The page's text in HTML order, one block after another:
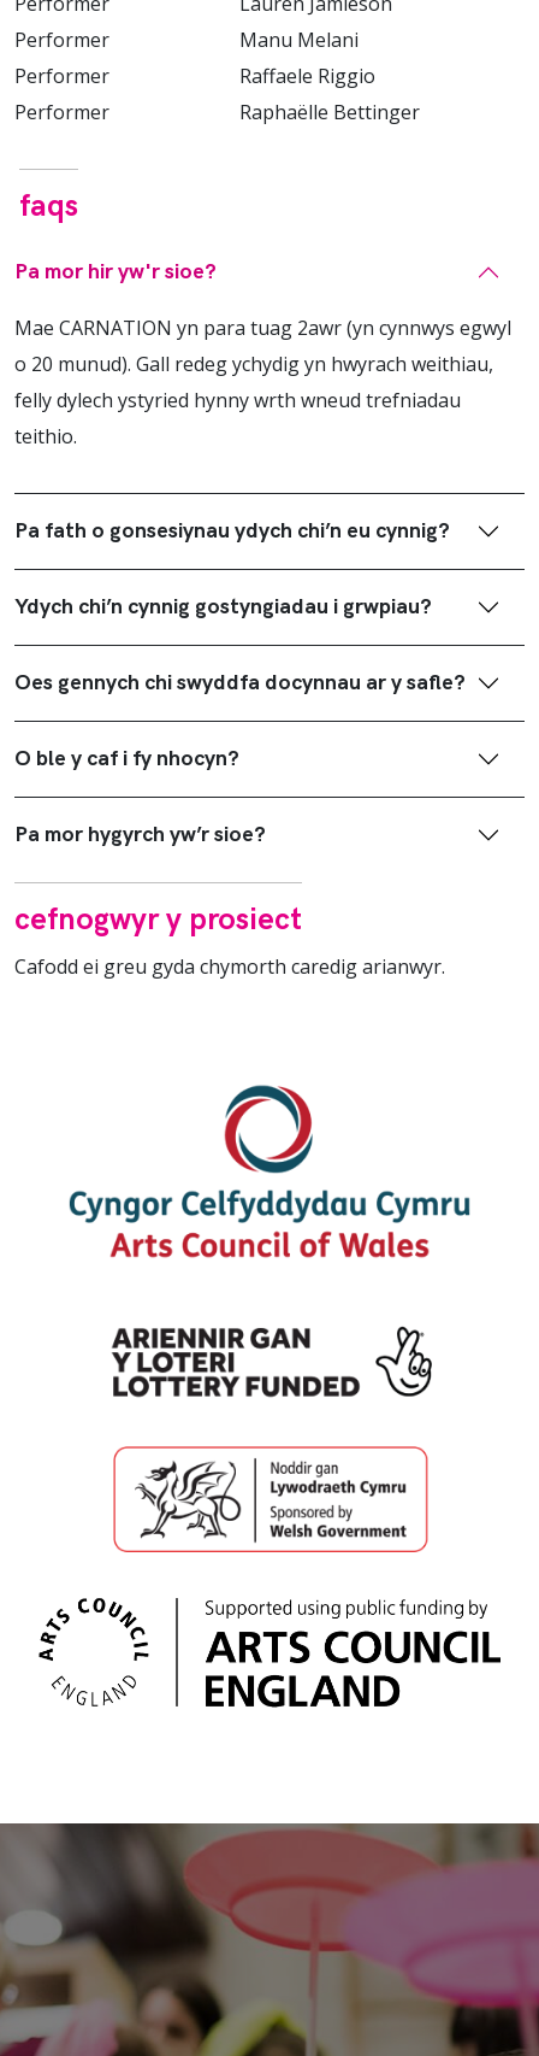
Performer Manu Melani
Performer Raffaele Riggio
Performer Raphaëlle Bettinger
faqs
Pa mor hir yw'r sioe?
Mae CARNATION yn para tuag 2awr (yn cynnwys egwyl
o 20 munud). Gall redeg ychydig yn hwyrach weithiau,
felly dylech ystyried hynny wrth wneud trefniadau
teithio.
Pa fath o gonsesiynau ydych chi’n eu cynnig?
Ydych chi’n cynnig gostyngiadau i grwpiau?
Oes gennych chi swyddfa docynnau ar y safle?
O ble y caf i fy nhocyn?
Pa mor hygyrch yw’r sioe?
cefnogwyr y prosiect
Cafodd ei greu gyda chymorth caredig arianwyr.